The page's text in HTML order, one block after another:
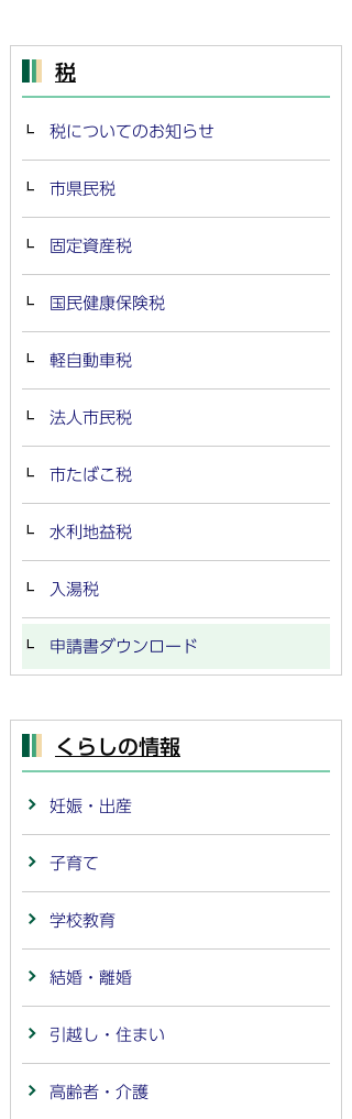
税
税についてのお知らせ
市県民税
固定資産税
国民健康保険税
軽自動車税
法人市民税
市たばこ税
水利地益税
入湯税
申請書ダウンロード
くらしの情報
妊娠・出産
子育て
学校教育
結婚・離婚
引越し・住まい
高齢者・介護